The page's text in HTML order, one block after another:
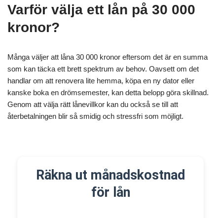
Varför välja ett lån på 30 000
kronor?
Många väljer att låna 30 000 kronor eftersom det är en summa
som kan täcka ett brett spektrum av behov. Oavsett om det
handlar om att renovera lite hemma, köpa en ny dator eller
kanske boka en drömsemester, kan detta belopp göra skillnad.
Genom att välja rätt lånevillkor kan du också se till att
återbetalningen blir så smidig och stressfri som möjligt.
Räkna ut månadskostnad
för lån